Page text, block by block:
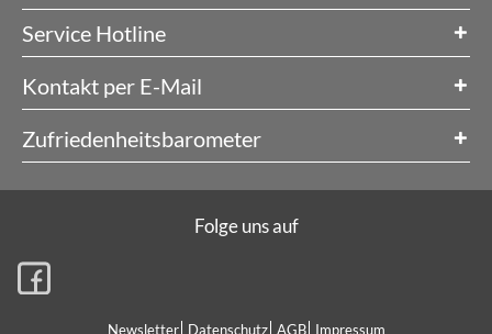
Service Hotline
Kontakt per E-Mail
Zufriedenheitsbarometer
Newsletter Datenschutz AGB Impressum
Folge uns auf